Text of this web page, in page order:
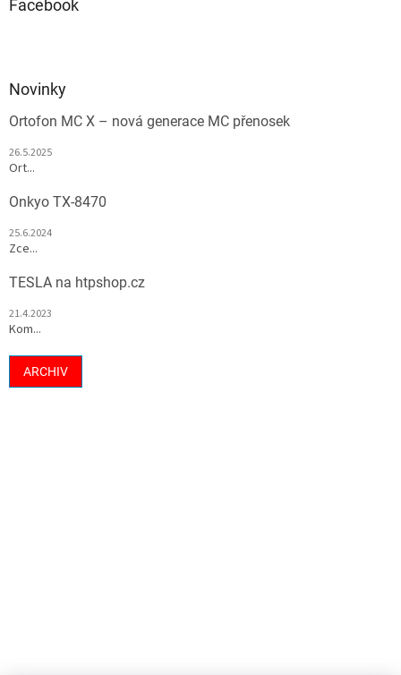
Facebook
Novinky
Ortofon MC X – nová generace MC přenosek
26.5.2025
Ort...
Onkyo TX-8470
25.6.2024
Zce...
TESLA na htpshop.cz
21.4.2023
Kom...
ARCHIV